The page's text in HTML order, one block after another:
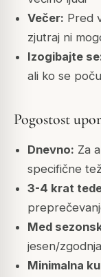
Večer: Pred
zjutraj ni
Izogibajte
ali ko se
Pogostost
Dnevno: Za
specifične
3-4 krat
Med
jesen/
Minimalna